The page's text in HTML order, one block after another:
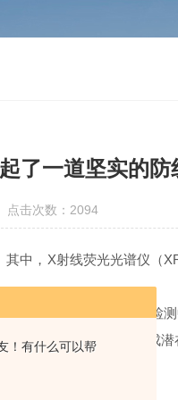
！有什么可以帮
了一道坚实的防
击次数：2094
，X射线荧光光谱仪（
测特点，在食品安全检
添加剂等对人体健康构成